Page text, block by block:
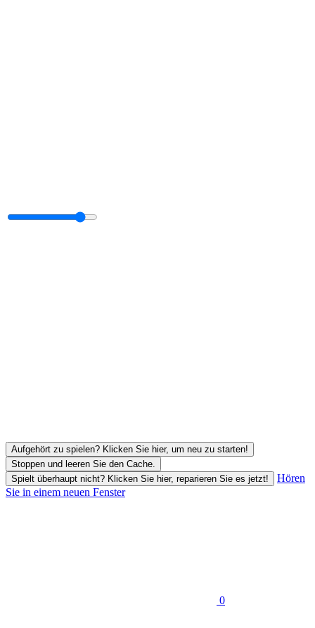
Aufgehört zu spielen? Klicken Sie hier, um neu zu starten!
Stoppen und leeren Sie den Cache.
Spielt überhaupt nicht? Klicken Sie hier, reparieren Sie es jetzt!
Hören
Sie in einem neuen Fenster
0